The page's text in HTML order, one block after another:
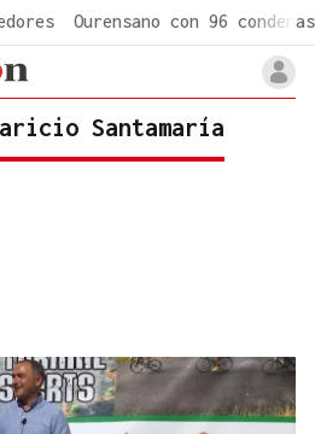
Ourensano con 96 condenas
Santamaría